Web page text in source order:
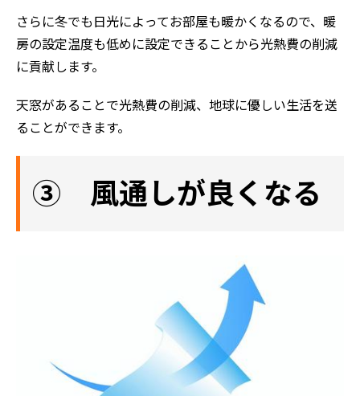
さらに冬でも日光によってお部屋も暖かくなるので、暖
房の設定温度も低めに設定できることから光熱費の削減
に貢献します。
天窓があることで光熱費の削減、地球に優しい生活を送
ることができます。
③ 風通しが良くなる